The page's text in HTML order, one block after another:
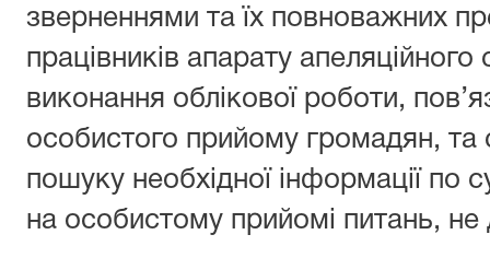
зверненнями та їх повноважних
працівників апарату
виконання облікової роботи,
особистого прийому громадян,
пошуку необхідної інформації по
на особистому прийомі питань, не